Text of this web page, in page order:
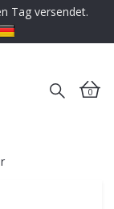
Tag versendet.
0